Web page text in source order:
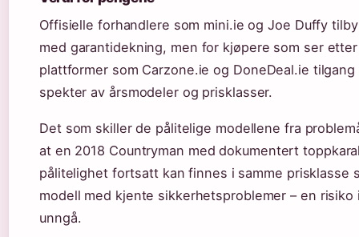
Offisielle forhandlere som mini.ie og Joe Duffy
med garantidekning, men for kjøpere som ser
plattformer som Carzone.ie og DoneDeal.ie
spekter av årsmodeler og prisklasser.
Det som skiller de pålitelige modellene fra
at en 2018 Countryman med dokumentert
pålitelighet fortsatt kan finnes i samme prisklasse
modell med kjente sikkerhetsproblemer – en
unngå.